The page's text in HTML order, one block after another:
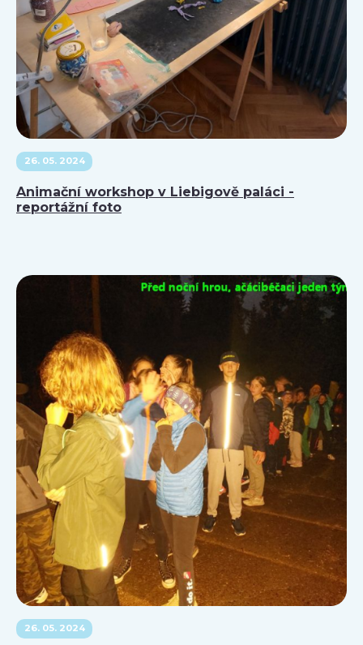
26. 05. 2024
Animační workshop v Liebigově paláci -
reportážní foto
26. 05. 2024